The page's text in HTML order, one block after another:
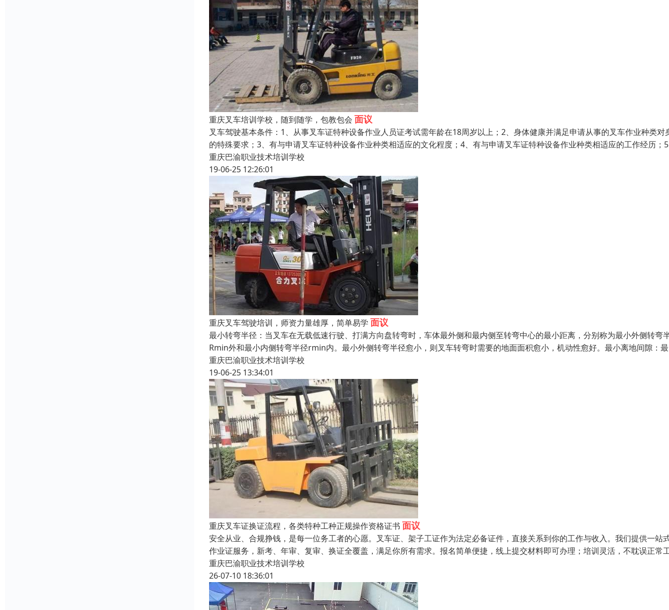
重庆叉车培训学校，随到随学，包教包会 面议
叉车驾驶基本条件：1、从事叉车证特种设备作业人员证考试需年龄在18周岁以上；2、身体健康并满足申请从事的叉车作业种类对
的特殊要求；3、有与申请叉车证特种设备作业种类相适应的文化程度；4、有与申请叉车证特种设备作业种类相适应的工作经历；5
重庆巴渝职业技术培训学校
19-06-25 12:26:01
重庆叉车驾驶培训，师资力量雄厚，简单易学 面议
最小转弯半径：当叉车在无载低速行驶、打满方向盘转弯时，车体最外侧和最内侧至转弯中心的最小距离，分别称为最小外侧转弯
Rmin外和最小内侧转弯半径rmin内。最小外侧转弯半径愈小，则叉车转弯时需要的地面面积愈小，机动性愈好。最小离地间隙：最
重庆巴渝职业技术培训学校
19-06-25 13:34:01
重庆叉车证换证流程，各类特种工种正规操作资格证书 面议
安全从业、合规挣钱，是每一位务工者的心愿。叉车证、架子工证作为法定必备证件，直接关系到你的工作与收入。我们提供一站
作业证服务，新考、年审、复审、换证全覆盖，满足你所有需求。报名简单便捷，线上提交材料即可办理；培训灵活，不耽误正常
重庆巴渝职业技术培训学校
26-07-10 18:36:01